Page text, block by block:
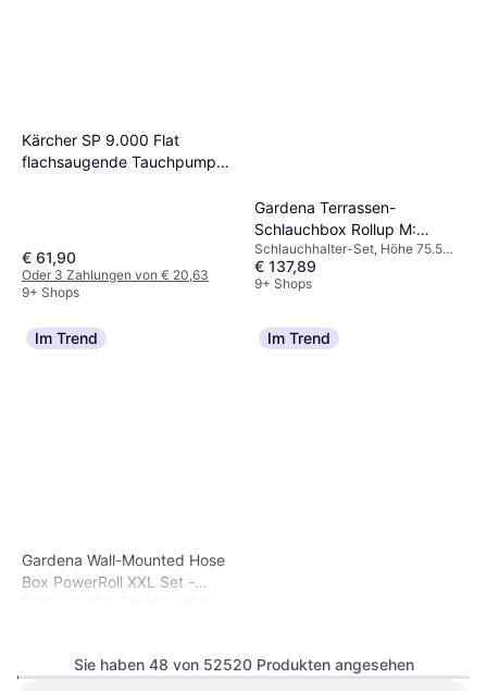
Kärcher SP 9.000 Flat
flachsaugende Tauchpumpe,
€ 61,90
Oder 3 Zahlungen von € 20,63
9+ Shops
Gardena Terrassen-
Schlauchbox Rollup M:
Wetterfeste Box 20m
Schlauchhalter-Set, Höhe 75.5
cm, Breite 42.6 cm, Länge 40.6
cm, Schlauchdurchmesser: 11 mm
€ 137,89
9+ Shops
Im Trend
Gardena Wall-Mounted Hose
Box PowerRoll XXL Set -
Im Trend
Sie haben 48 von 52520 Produkten angesehen